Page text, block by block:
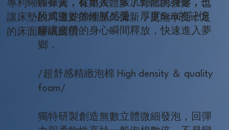
專利蝴蝶彈簧，有如人體多了骨骼的強健，也
讓床墊的周邊支撐性歷久彌新，更能享受十足
的床面睡眠面積．
內在美，從承接、緩沉到記憶身形，三
段式微妙的細膩感受，厚度5cm的記憶
膠讓疲勞的身心瞬間釋放，快速進入夢
鄉．
/超舒感精緻泡棉 High density ＆ quality
foam/
獨特研製創造無數立體微細發泡，回彈